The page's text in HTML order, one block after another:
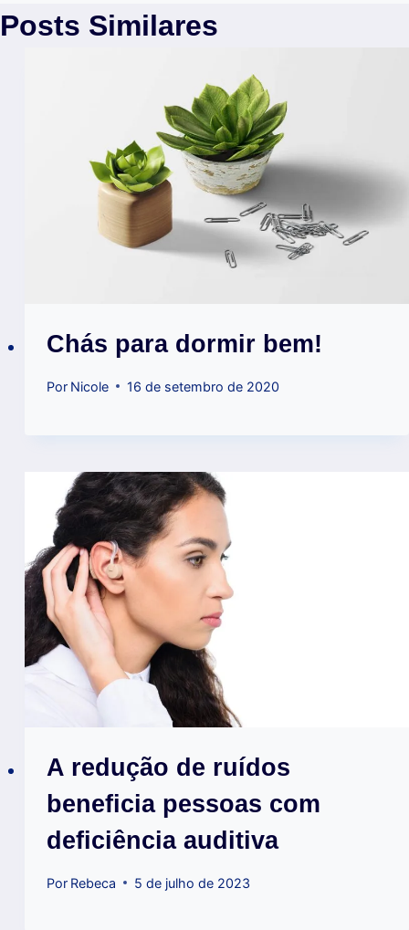
Posts Similares
Chás para dormir bem!
Por Nicole 16 de setembro de 2020
A redução de ruídos
beneficia pessoas com
deficiência auditiva
Por Rebeca 5 de julho de 2023